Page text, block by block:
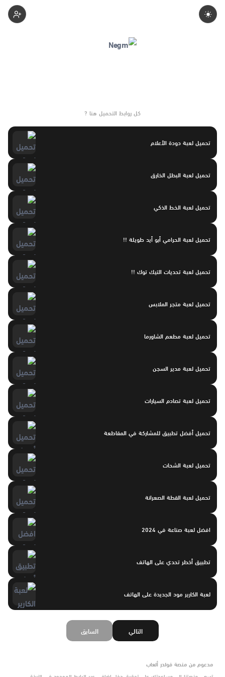
كل روابط التحميل هنا ?
تحميل لعبة دودة الأعلام
تحميل لعبة البطل الخارق
تحميل لعبة الخط الذكي
تحميل لعبة الحرامي أبو أيد طويلة !!
تحميل لعبة تحديات التيك توك !!
تحميل لعبة متجر الملابس
تحميل لعبة مطعم الشاورما
تحميل لعبة مدير السجن
تحميل لعبة تصادم السيارات
تحميل أفضل تطبيق للمشاركة في المقاطعة
تحميل لعبة الشحات
تحميل لعبة القطة الصعرانة
افضل لعبة صناعة في 2024
تطبيق أخطر تحدي على الهاتف
لعبة الكارير مود الجديدة على الهاتف
السابق التالي
مدعوم من منصة فولدر ألعاب